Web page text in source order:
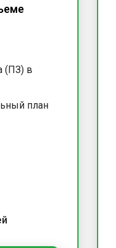
(ПЗ) в
план